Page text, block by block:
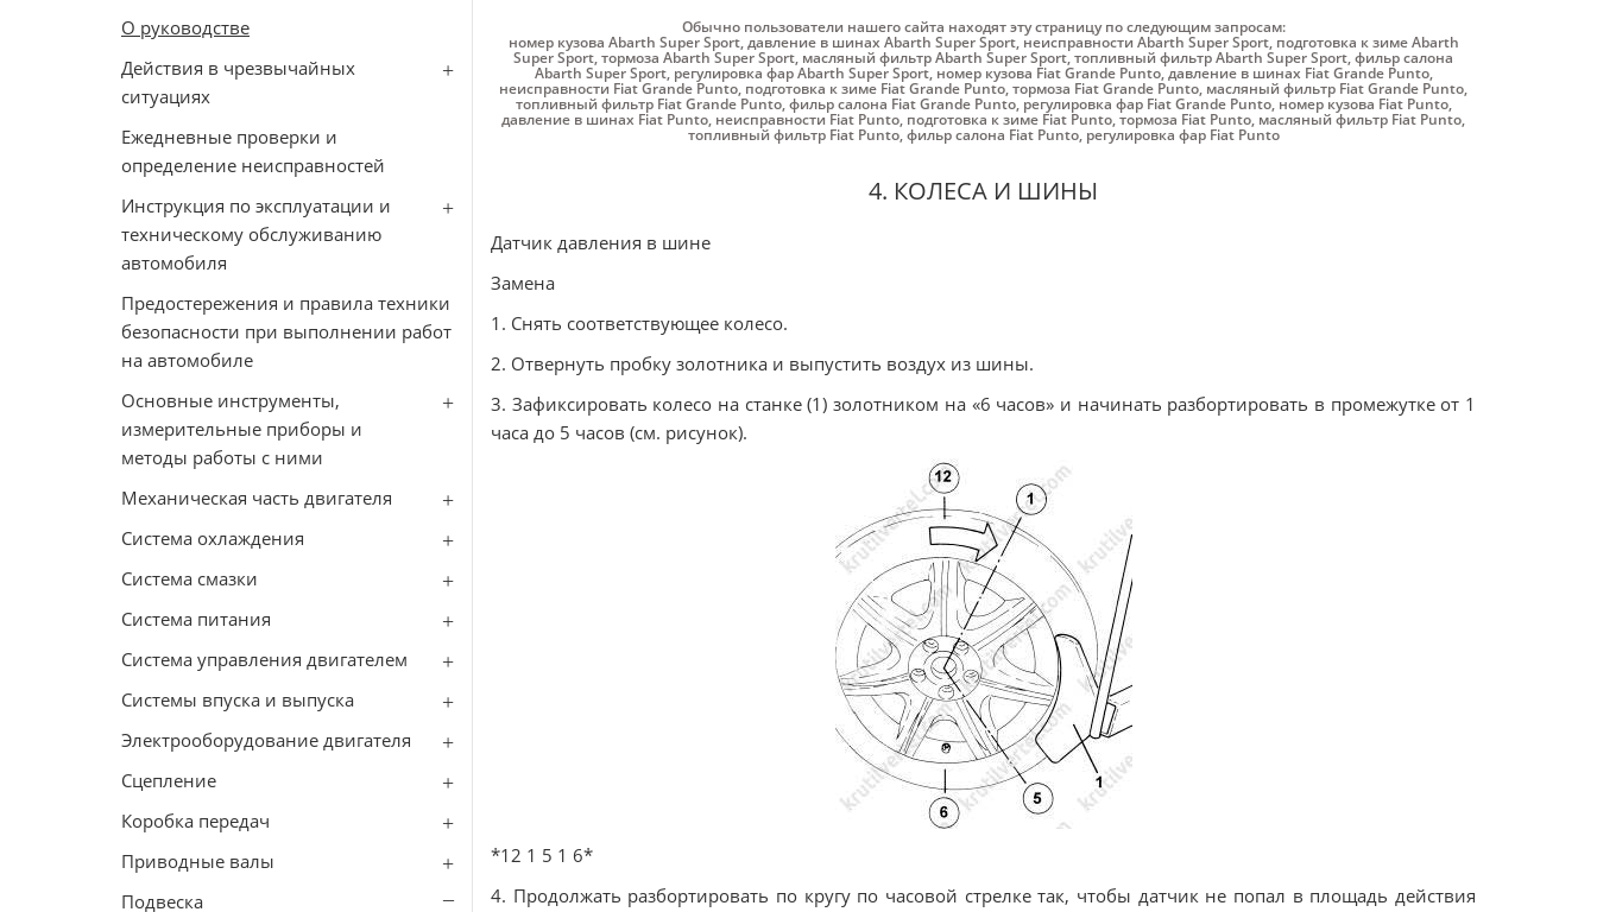
О руководстве
Действия в чрезвычайных
ситуациях
Ежедневные проверки и
определение неисправностей
Инструкция по эксплуатации и
техническому обслуживанию
автомобиля
Предостережения и правила техники
безопасности при выполнении работ
на автомобиле
Основные инструменты,
измерительные приборы и
методы работы с ними
Механическая часть двигателя
Система охлаждения
Система смазки
Система питания
Система управления двигателем
Системы впуска и выпуска
Электрооборудование двигателя
Сцепление
Коробка передач
Приводные валы
Подвеска
Обычно пользователи нашего сайта находят эту страницу по следующим запросам:
номер кузова Abarth Super Sport,давление в шинах Abarth Super Sport, неисправности Abarth Super Sport, подготовка к зиме Abarth
Super Sport,тормоза Abarth Super Sport, масляный фильтр Abarth Super Sport,топливный фильтр Abarth Super Sport,фильр салона
Abarth Super Sport, регулировка фар Abarth Super Sport, номер кузова Fiat Grande Punto,давление в шинах Fiat Grande Punto,
неисправности Fiat Grande Punto, подготовка к зиме Fiat Grande Punto,тормоза Fiat Grande Punto, масляный фильтр Fiat Grande Punto,
топливный фильтр Fiat Grande Punto,фильр салона Fiat Grande Punto, регулировка фар Fiat Grande Punto, номер кузова Fiat Punto,
давление в шинах Fiat Punto, неисправности Fiat Punto, подготовка к зиме Fiat Punto,тормоза Fiat Punto, масляный фильтр Fiat Punto,
топливный фильтр Fiat Punto,фильр салона Fiat Punto, регулировка фар Fiat Punto
4. КОЛЕСА И ШИНЫ
Датчик давления в шине
Замена
1. Снять соответствующее колесо.
2. Отвернуть пробку золотника и выпустить воздух из шины.
3. Зафиксировать колесо на станке (1) золотником на «6 часов» и начинать разбортировать в промежутке от 1
часа до 5 часов (см. рисунок).
*12 1 5 1 6*
4. Продолжать разбортировать по кругу по часовой стрелке так, чтобы датчик не попал в площадь действия